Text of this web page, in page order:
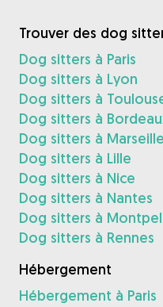
Trouver des dog
Dog sitters à Paris
Dog sitters à Lyon
Dog sitters à
Dog sitters à
Dog sitters à Marseille
Dog sitters à Lille
Dog sitters à Nice
Dog sitters à Nantes
Dog sitters à
Dog sitters à Rennes
Hébergement
Hébergement à Paris